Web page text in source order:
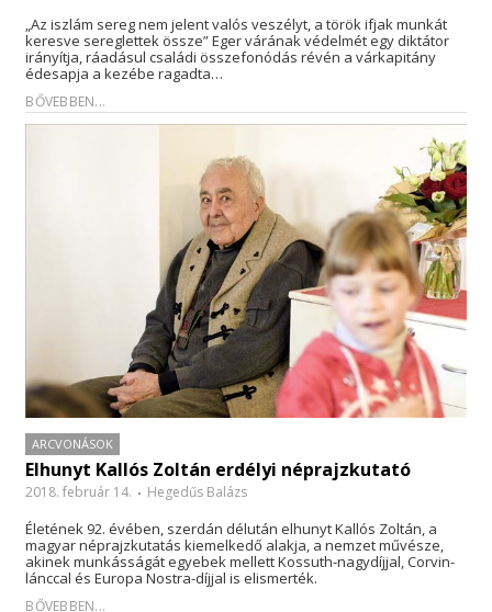
„Az iszlám sereg nem jelent valós veszélyt, a török ifjak munkát
keresve sereglettek össze” Eger várának védelmét egy diktátor
irányítja, ráadásul családi összefonódás révén a várkapitány
édesapja a kezébe ragadta…
BŐVEBBEN...
ARCVONÁSOK
Elhunyt Kallós Zoltán erdélyi néprajzkutató
2018. február 14. Hegedűs Balázs
Életének 92. évében, szerdán délután elhunyt Kallós Zoltán, a
magyar néprajzkutatás kiemelkedő alakja, a nemzet művésze,
akinek munkásságát egyebek mellett Kossuth-nagydíjjal, Corvin-
lánccal és Europa Nostra-díjjal is elismerték.
BŐVEBBEN...